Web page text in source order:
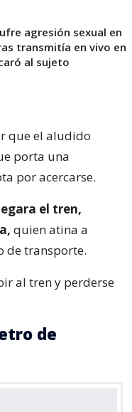
agresión sexual en
transmitía en vivo en
al sujeto
que el aludido
porta una
por acercarse.
el tren,
quien atina a
de transporte.
al tren y perderse
de